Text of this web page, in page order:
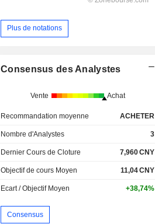
Plus de notations
Consensus des Analystes
Vente Achat
Recommandation moyenne ACHETER
Nombre d'Analystes 3
Dernier Cours de Cloture 7,960CNY
Objectif de cours Moyen 11,04CNY
Ecart / Objectif Moyen +38,74%
Consensus